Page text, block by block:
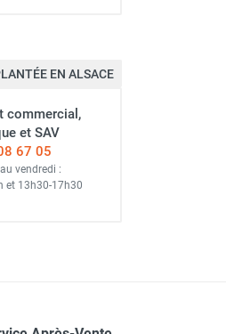
EN ALSACE
commercial,
et SAV
67 05
vendredi :
et 13h30-17h30